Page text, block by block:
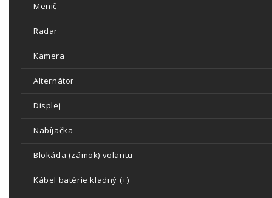
Menič
Radar
Kamera
Alternátor
Displej
Nabíjačka
Blokáda (zámok) volantu
Kábel batérie kladný (+)